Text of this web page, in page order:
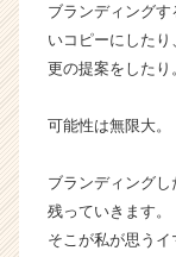
ブランディング
いコピーにした
更の提案をしたり
可能性は無限大。
ブランディング
残っていきます。
そこが私が思うイ